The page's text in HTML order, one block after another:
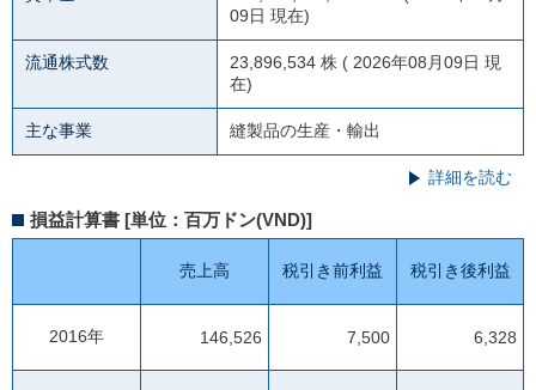
09日 現在)
流通株式数
23,896,534 株 ( 2026年08月09日 現
在)
主な事業 縫製品の生産・輸出
詳細を読む
損益計算書 [単位：百万ドン(VND)]
売上高 税引き前利益 税引き後利益
2016年 146,526 7,500 6,328